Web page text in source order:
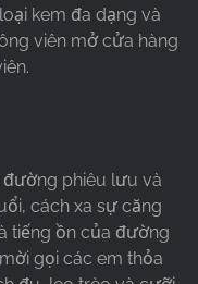
kem đa dạng và
viên mở cửa hàng
phiêu lưu và
cách xa sự căng
tiếng ồn của đường
gọi các em thỏa